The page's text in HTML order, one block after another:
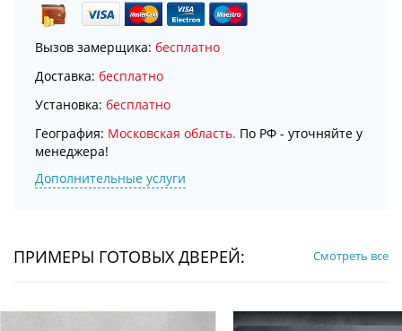
Вызов замерщика: бесплатно
Доставка: бесплатно
Установка: бесплатно
География: Московская область. По РФ - уточняйте у
менеджера!
Дополнительные услуги
ПРИМЕРЫ ГОТОВЫХ ДВЕРЕЙ: Смотреть все